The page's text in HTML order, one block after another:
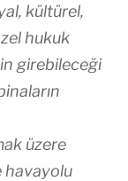
kültürel,
hukuk
girebileceği
üzere
havayolu